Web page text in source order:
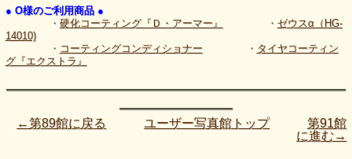
● O様のご利用商品 ●
・ 硬化コーティング『Ｄ・アーマー』 ・ ゼウスα（HG-
14010)
・ コーティングコンディショナー・ タイヤコーティン
グ『エクストラ』
――――――――――――――――――
――――――
←第89館に戻る ユーザー写真館トップ
第91館
に進む→